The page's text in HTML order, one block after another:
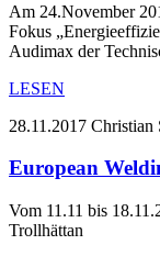
Am 24.November
Fokus
Audimax der
LESEN
28.11.2017 Christian
European
Vom 11.11 bis
Trollhättan